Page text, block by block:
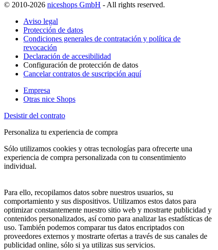
© 2010-2026 niceshops GmbH - All rights reserved.
Aviso legal
Protección de datos
Condiciones generales de contratación y política de
revocación
Declaración de accesibilidad
Configuración de protección de datos
Cancelar contratos de suscripción aquí
Empresa
Otras nice Shops
Desistir del contrato
Personaliza tu experiencia de compra
Sólo utilizamos cookies y otras tecnologías para ofrecerte una
experiencia de compra personalizada con tu consentimiento
individual.
Para ello, recopilamos datos sobre nuestros usuarios, su
comportamiento y sus dispositivos. Utilizamos estos datos para
optimizar constantemente nuestro sitio web y mostrarte publicidad y
contenidos personalizados, así como para analizar las estadísticas de
uso. También podemos comparar tus datos encriptados con
proveedores externos y mostrarte ofertas a través de sus canales de
publicidad online, sólo si ya utilizas sus servicios.